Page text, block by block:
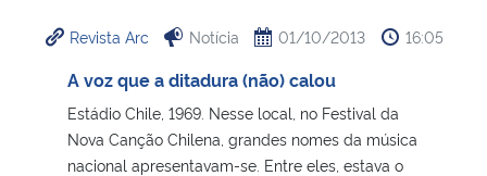
Ministério da Cidadania
Ministério de Minas e Energia
Revista Arc Notícia 01/10/2013 16:05
A voz que a ditadura (não) calou
Estádio Chile, 1969. Nesse local, no Festival da
Nova Canção Chilena, grandes nomes da música
nacional apresentavam-se. Entre eles, estava o